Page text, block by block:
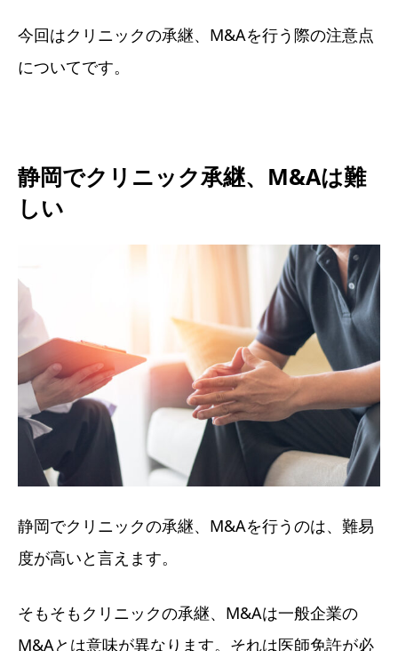
今回はクリニックの承継、M&Aを行う際の注意点
についてです。
静岡でクリニック承継、M&Aは難
しい
静岡でクリニックの承継、M&Aを行うのは、難易
度が高いと言えます。
そもそもクリニックの承継、M&Aは一般企業の
M&Aとは意味が異なります。それは医師免許が必